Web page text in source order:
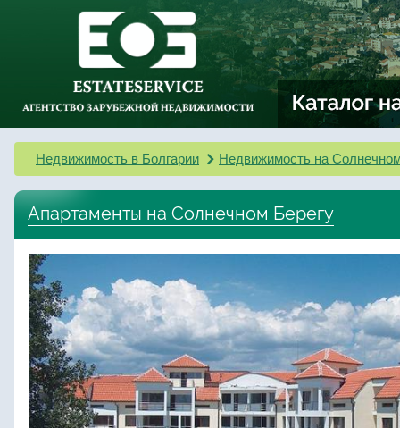
Недвижимость в Болгарии Недвижимость на
Апартаменты на Солнечном Берегу